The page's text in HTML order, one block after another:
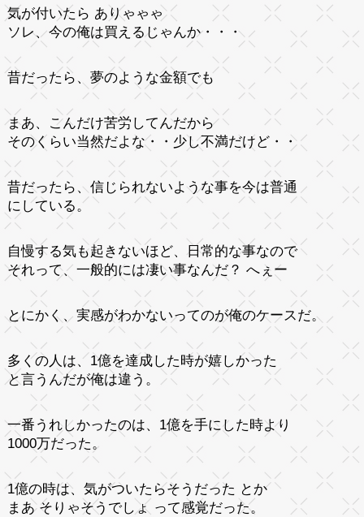
気が付いたら ありゃゃゃ
ソレ、今の俺は買えるじゃんか・・・
昔だったら、夢のような金額でも
まあ、こんだけ苦労してんだから
そのくらい当然だよな・・少し不満だけど・・
昔だったら、信じられないような事を今は普通
にしている。
自慢する気も起きないほど、日常的な事なので
それって、一般的には凄い事なんだ？ へぇー
とにかく、実感がわかないってのが俺のケースだ。
多くの人は、1億を達成した時が嬉しかった
と言うんだが俺は違う。
一番うれしかったのは、1億を手にした時より
1000万だった。
1億の時は、気がついたらそうだった とか
まあ そりゃそうでしょ って感覚だった。